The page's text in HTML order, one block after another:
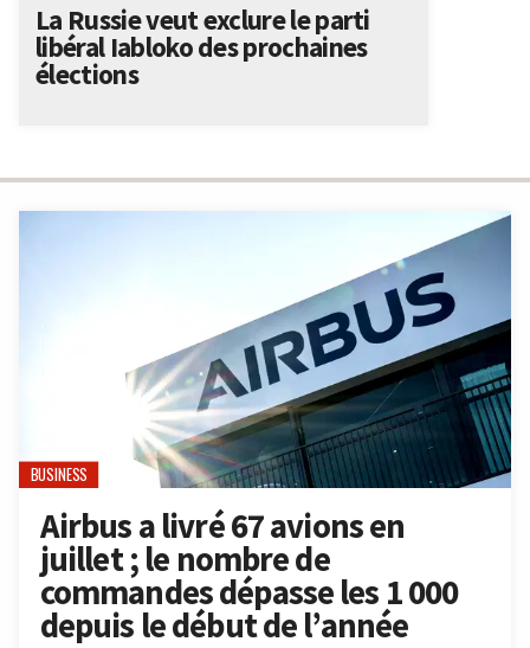
BUSINESS
Airbus a livré 67 avions en
juillet ; le nombre de
commandes dépasse les 1 000
depuis le début de l’année
La Russie veut exclure le parti
libéral Iabloko des prochaines
élections